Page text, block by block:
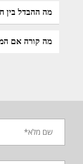
מה ההבדל בין
מה קורה אם